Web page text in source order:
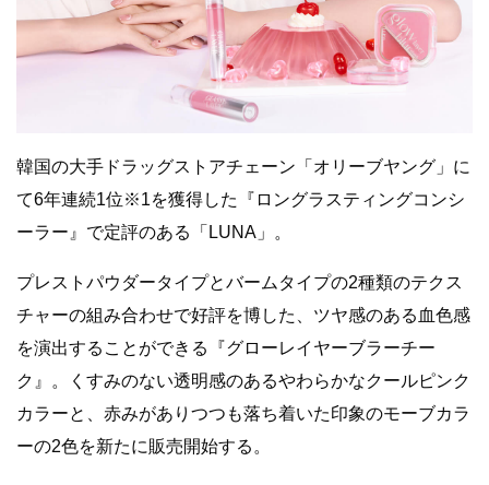
韓国の大手ドラッグストアチェーン「オリーブヤング」に
て6年連続1位※1を獲得した『ロングラスティングコンシ
ーラー』で定評のある「LUNA」。
プレストパウダータイプとバームタイプの2種類のテクス
チャーの組み合わせで好評を博した、ツヤ感のある血色感
を演出することができる『グローレイヤーブラーチー
ク』。くすみのない透明感のあるやわらかなクールピンク
カラーと、赤みがありつつも落ち着いた印象のモーブカラ
ーの2色を新たに販売開始する。